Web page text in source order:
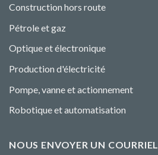
Construction hors route
Pétrole et gaz
Optique et électronique
Production d'électricité
Pompe, vanne et actionnement
Robotique et automatisation
NOUS ENVOYER UN COURRIEL